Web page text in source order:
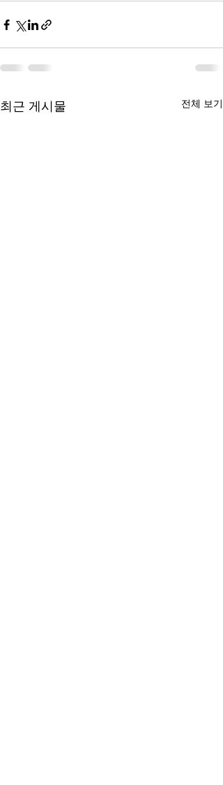
최근 게시물 전체 보기